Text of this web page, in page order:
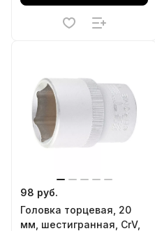
98 руб.
Головка торцевая, 20
мм, шестигранная, CrV,